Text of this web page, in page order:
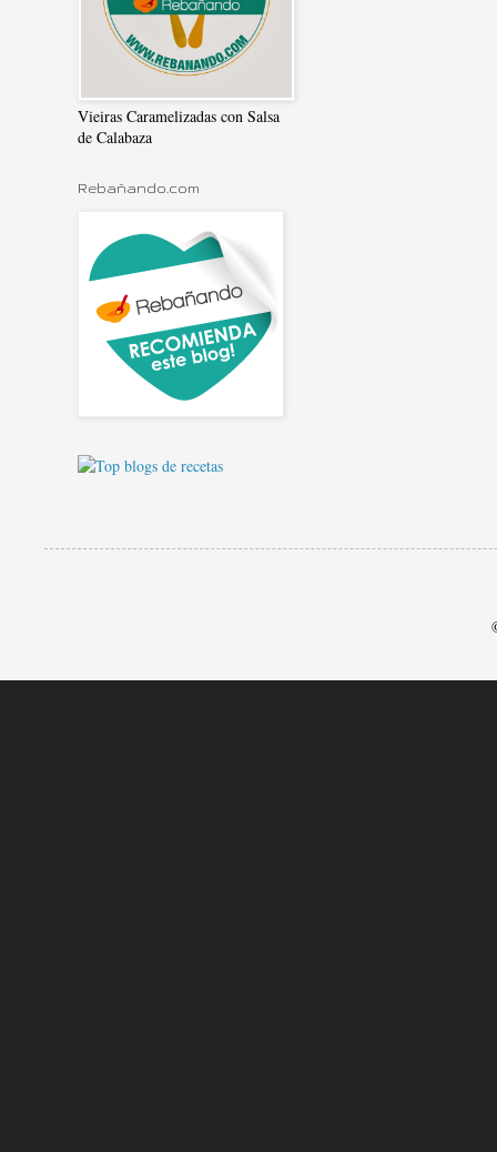
Vieiras Caramelizadas con Salsa
de Calabaza
Rebañando.com